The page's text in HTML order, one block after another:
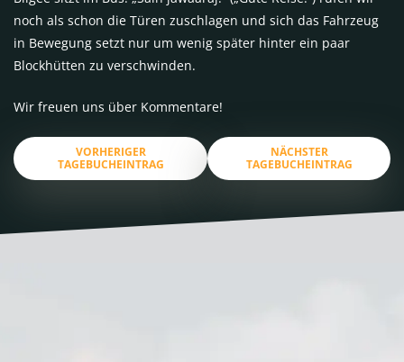
noch als schon die Türen zuschlagen und sich das Fahrzeug
in Bewegung setzt nur um wenig später hinter ein paar
Blockhütten zu verschwinden.
Wir freuen uns über Kommentare!
VORHERIGER
TAGEBUCHEINTRAG
NÄCHSTER
TAGEBUCHEINTRAG